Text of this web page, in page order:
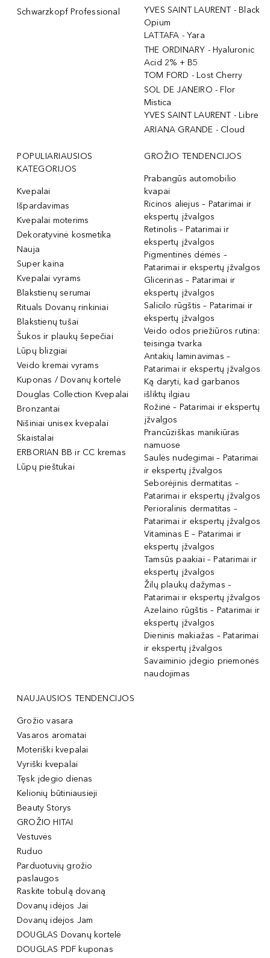
Schwarzkopf Professional
YVES SAINT LAURENT - Black
Opium
LATTAFA - Yara
THE ORDINARY - Hyaluronic
Acid 2% + B5
TOM FORD - Lost Cherry
SOL DE JANEIRO - Flor
Mistica
YVES SAINT LAURENT - Libre
ARIANA GRANDE - Cloud
POPULIARIAUSIOS
KATEGORIJOS
Kvepalai
Išpardavimas
Kvepalai moterims
Dekoratyvinė kosmetika
Nauja
Super kaina
Kvepalai vyrams
Blakstienų serumai
Rituals Dovanų rinkiniai
Blakstienų tušai
Šukos ir plaukų šepečiai
Lūpų blizgiai
Veido kremai vyrams
Kuponas / Dovanų kortelė
Douglas Collection Kvepalai
Bronzantai
Nišiniai unisex kvepalai
Skaistalai
ERBORIAN BB ir CC kremas
Lūpų pieštukai
GROŽIO TENDENCIJOS
Prabangūs automobilio
kvapai
Ricinos aliejus – Patarimai ir
ekspertų įžvalgos
Retinolis – Patarimai ir
ekspertų įžvalgos
Pigmentinės dėmės –
Patarimai ir ekspertų įžvalgos
Glicerinas – Patarimai ir
ekspertų įžvalgos
Salicilo rūgštis – Patarimai ir
ekspertų įžvalgos
Veido odos priežiūros rutina:
teisinga tvarka
Antakių laminavimas –
Patarimai ir ekspertų įžvalgos
Ką daryti, kad garbanos
išliktų ilgiau
Rožinė – Patarimai ir ekspertų
įžvalgos
Prancūziškas manikiūras
namuose
Saulės nudegimai – Patarimai
ir ekspertų įžvalgos
Seborėjinis dermatitas –
Patarimai ir ekspertų įžvalgos
Perioralinis dermatitas –
Patarimai ir ekspertų įžvalgos
Vitaminas E – Patarimai ir
ekspertų įžvalgos
Tamsūs paakiai – Patarimai ir
ekspertų įžvalgos
Žilų plaukų dažymas –
Patarimai ir ekspertų įžvalgos
Azelaino rūgštis – Patarimai ir
ekspertų įžvalgos
Dieninis makiažas – Patarimai
ir ekspertų įžvalgos
Savaiminio įdegio priemonės
naudojimas
NAUJAUSIOS TENDENCIJOS
Grožio vasara
Vasaros aromatai
Moteriški kvepalai
Vyriški kvepalai
Tęsk įdegio dienas
Kelionių būtiniausieji
Beauty Storys
GROŽIO HITAI
Vestuvės
Ruduo
Parduotuvių grožio
paslaugos
Raskite tobulą dovaną
Dovanų idėjos Jai
Dovanų idėjos Jam
DOUGLAS Dovanų kortelė
DOUGLAS PDF kuponas